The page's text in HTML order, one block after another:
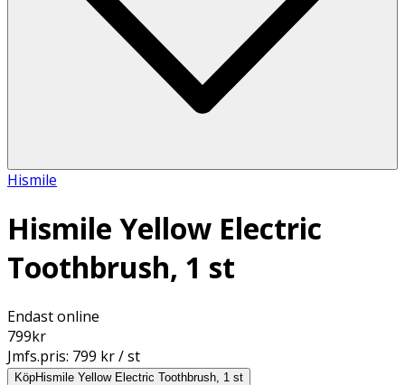
Hismile
Hismile Yellow Electric
Toothbrush, 1 st
Endast online
799kr
Jmfs.pris: 799 kr / st
KöpHismile Yellow Electric Toothbrush, 1 st